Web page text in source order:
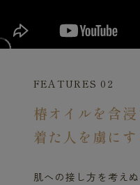
FEATURES 02
椿オイルを含浸
着た人を虜に
肌への接し方を考え